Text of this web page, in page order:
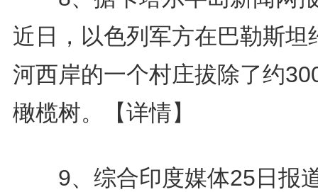
近日，以色列军方在巴勒斯坦
河西岸的一个村庄拔除了约
橄榄树。
【详情】
9、综合印度媒体25日报